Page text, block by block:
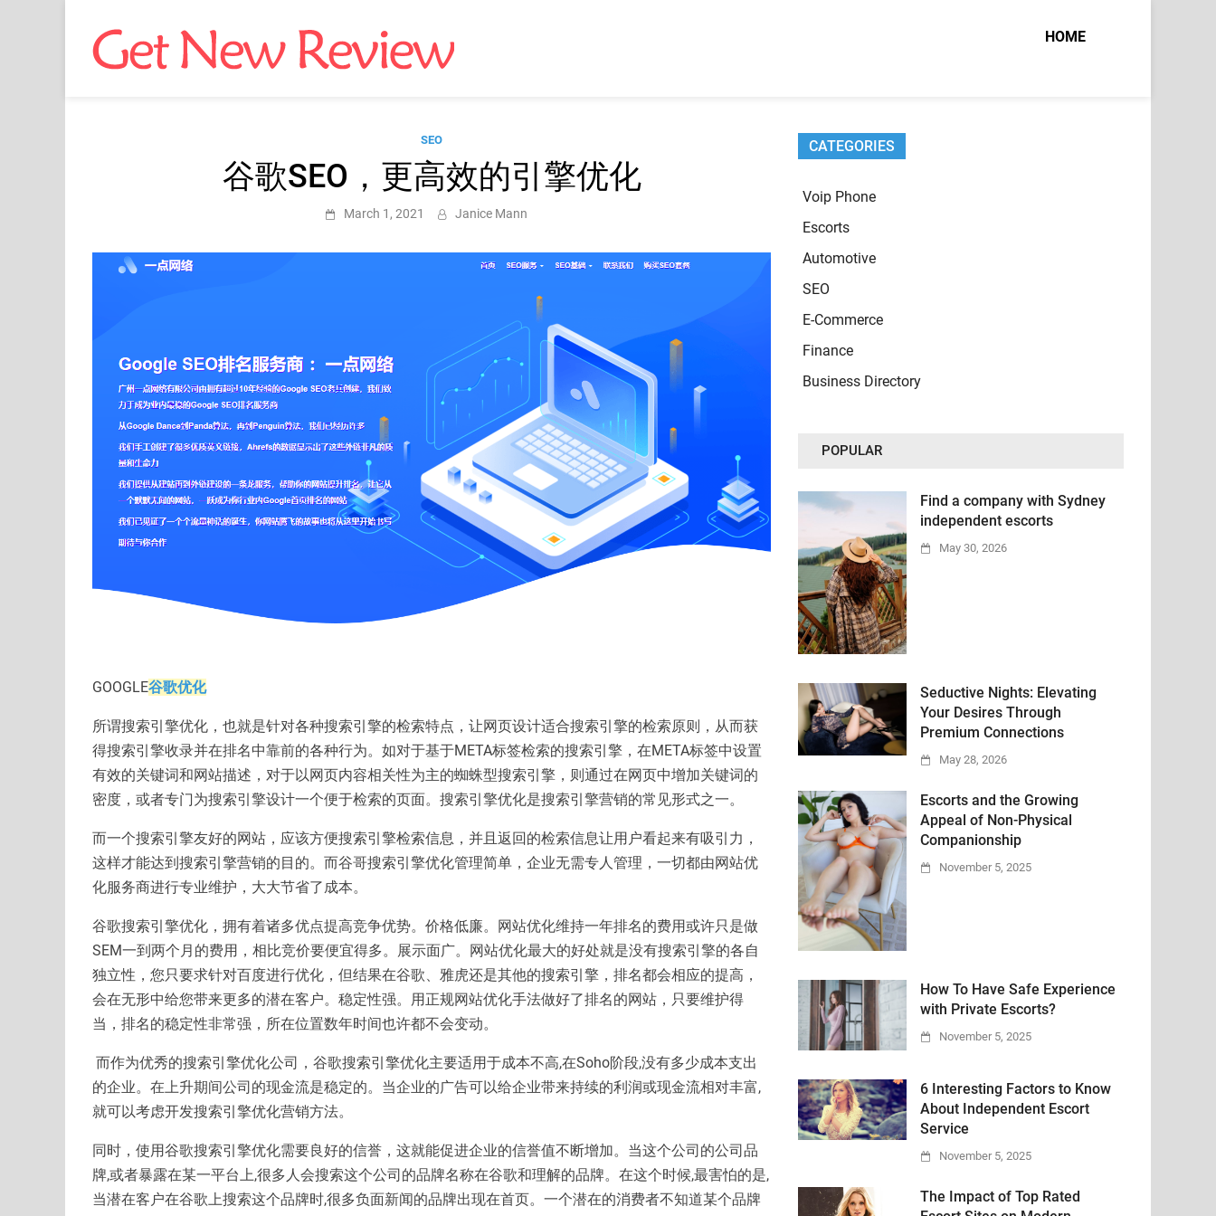
HOME
SEO
谷歌SEO，更高效的引擎优化
March 1, 2021 Janice Mann
GOOGLE谷歌优化
所谓搜索引擎优化，也就是针对各种搜索引擎的检索特点，让网页设计适合搜索引擎的检索原则，从而获
得搜索引擎收录并在排名中靠前的各种行为。如对于基于META标签检索的搜索引擎，在META标签中设置
有效的关键词和网站描述，对于以网页内容相关性为主的蜘蛛型搜索引擎，则通过在网页中增加关键词的
密度，或者专门为搜索引擎设计一个便于检索的页面。搜索引擎优化是搜索引擎营销的常见形式之一。
而一个搜索引擎友好的网站，应该方便搜索引擎检索信息，并且返回的检索信息让用户看起来有吸引力，
这样才能达到搜索引擎营销的目的。而谷哥搜索引擎优化管理简单，企业无需专人管理，一切都由网站优
化服务商进行专业维护，大大节省了成本。
谷歌搜索引擎优化，拥有着诸多优点提高竞争优势。价格低廉。网站优化维持一年排名的费用或许只是做
SEM一到两个月的费用，相比竞价要便宜得多。展示面广。网站优化最大的好处就是没有搜索引擎的各自
独立性，您只要求针对百度进行优化，但结果在谷歌、雅虎还是其他的搜索引擎，排名都会相应的提高，
会在无形中给您带来更多的潜在客户。稳定性强。用正规网站优化手法做好了排名的网站，只要维护得
当，排名的稳定性非常强，所在位置数年时间也许都不会变动。
而作为优秀的搜索引擎优化公司，谷歌搜索引擎优化主要适用于成本不高,在Soho阶段,没有多少成本支出
的企业。在上升期间公司的现金流是稳定的。当企业的广告可以给企业带来持续的利润或现金流相对丰富,
就可以考虑开发搜索引擎优化营销方法。
同时，使用谷歌搜索引擎优化需要良好的信誉，这就能促进企业的信誉值不断增加。当这个公司的公司品
牌,或者暴露在某一平台上,很多人会搜索这个公司的品牌名称在谷歌和理解的品牌。在这个时候,最害怕的是,
当潜在客户在谷歌上搜索这个品牌时,很多负面新闻的品牌出现在首页。一个潜在的消费者不知道某个品牌
CATEGORIES
Voip Phone
Escorts
Automotive
SEO
E-Commerce
Finance
Business Directory
POPULAR
Find a company with Sydney
independent escorts
May 30, 2026
Seductive Nights: Elevating
Your Desires Through
Premium Connections
May 28, 2026
Escorts and the Growing
Appeal of Non-Physical
Companionship
November 5, 2025
How To Have Safe Experience
with Private Escorts?
November 5, 2025
6 Interesting Factors to Know
About Independent Escort
Service
November 5, 2025
The Impact of Top Rated